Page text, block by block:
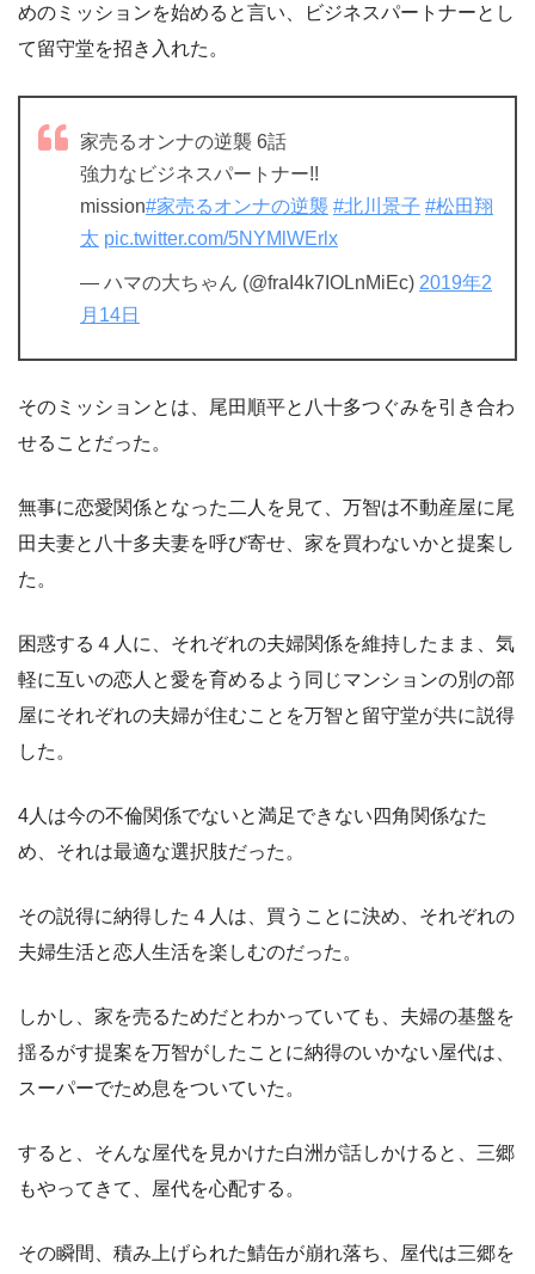
めのミッションを始めると言い、ビジネスパートナーとし
て留守堂を招き入れた。
家売るオンナの逆襲 6話
強力なビジネスパートナー!!
mission#家売るオンナの逆襲 #北川景子 #松田翔
太 pic.twitter.com/5NYMlWErlx
— ハマの大ちゃん (@fraI4k7IOLnMiEc) 2019年2
月14日
そのミッションとは、尾田順平と八十多つぐみを引き合わ
せることだった。
無事に恋愛関係となった二人を見て、万智は不動産屋に尾
田夫妻と八十多夫妻を呼び寄せ、家を買わないかと提案し
た。
困惑する４人に、それぞれの夫婦関係を維持したまま、気
軽に互いの恋人と愛を育めるよう同じマンションの別の部
屋にそれぞれの夫婦が住むことを万智と留守堂が共に説得
した。
4人は今の不倫関係でないと満足できない四角関係なた
め、それは最適な選択肢だった。
その説得に納得した４人は、買うことに決め、それぞれの
夫婦生活と恋人生活を楽しむのだった。
しかし、家を売るためだとわかっていても、夫婦の基盤を
揺るがす提案を万智がしたことに納得のいかない屋代は、
スーパーでため息をついていた。
すると、そんな屋代を見かけた白洲が話しかけると、三郷
もやってきて、屋代を心配する。
その瞬間、積み上げられた鯖缶が崩れ落ち、屋代は三郷を